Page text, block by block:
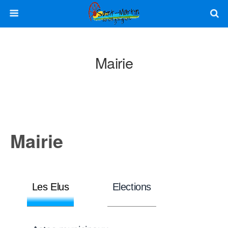
Mairie
Mairie
Les Elus Elections